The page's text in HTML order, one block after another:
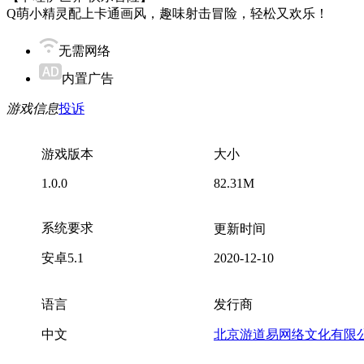
Q萌小精灵配上卡通画风，趣味射击冒险，轻松又欢乐！
无需网络
内置广告
游戏信息投诉
游戏版本
1.0.0
大小
82.31M
系统要求
安卓5.1
更新时间
2020-12-10
语言
中文
发行商
北京游道易网络文化有限